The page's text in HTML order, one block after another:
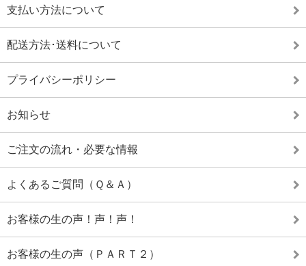
支払い方法について
配送方法･送料について
プライバシーポリシー
お知らせ
ご注文の流れ・必要な情報
よくあるご質問（Ｑ＆Ａ）
お客様の生の声！声！声！
お客様の生の声（ＰＡＲＴ２）